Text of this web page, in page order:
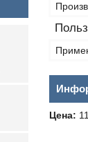
Цена: